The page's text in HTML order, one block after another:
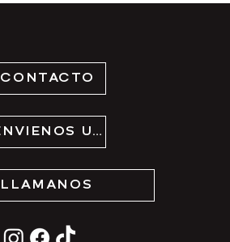
CONTACTO
ENVÍENOS UN CORREO ELECTRÓNICO
LLÁMANOS